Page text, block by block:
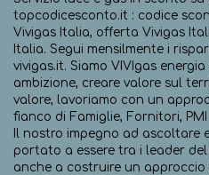
topcodicesconto.it : codice
Vivigas Italia, offerta Vivigas
Italia. Segui mensilmente i
vivigas.it. Siamo VIVIgas
ambizione, creare valore sul
valore, lavoriamo con un
fianco di Famiglie, Fornitori,
Il nostro impegno ad ascoltare
portato a essere tra i leader
anche a costruire un